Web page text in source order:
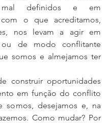
mal definidos e em
o que acreditamos,
nos levam a agir em
ou de modo conflitante
somos e almejamos ter
construir oportunidades
em função do conflito
somos, desejamos e, na
Como mudar? Por